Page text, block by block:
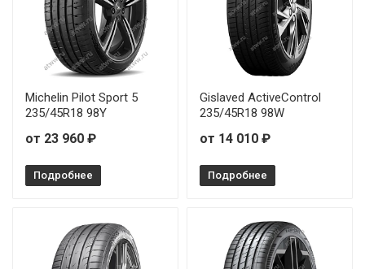
Michelin Pilot Sport 5
235/45R18 98Y
от 23 960 ₽
Подробнее
Gislaved ActiveControl
235/45R18 98W
от 14 010 ₽
Подробнее